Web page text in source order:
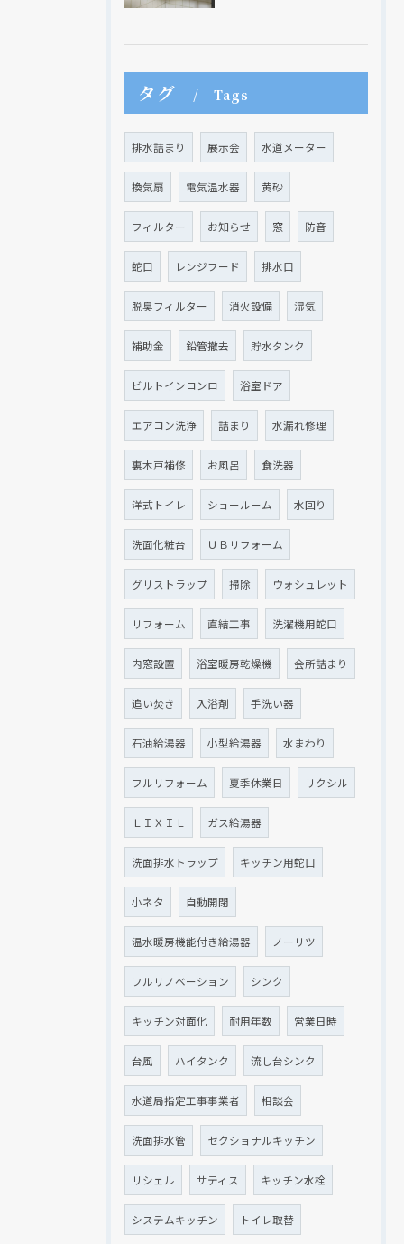
タグ Tags
排水詰まり 展示会 水道メーター
換気扇 電気温水器 黄砂
フィルター お知らせ 窓 防音
蛇口 レンジフード 排水口
脱臭フィルター 消火設備 湿気
補助金 鉛管撤去 貯水タンク
ビルトインコンロ 浴室ドア
エアコン洗浄 詰まり 水漏れ修理
裏木戸補修 お風呂 食洗器
洋式トイレ ショールーム 水回り
洗面化粧台 ＵＢリフォーム
グリストラップ 掃除 ウォシュレット
リフォーム 直結工事 洗濯機用蛇口
内窓設置 浴室暖房乾燥機 会所詰まり
追い焚き 入浴剤 手洗い器
石油給湯器 小型給湯器 水まわり
フルリフォーム 夏季休業日 リクシル
ＬＩＸＩＬ ガス給湯器
洗面排水トラップ キッチン用蛇口
小ネタ 自動開閉
温水暖房機能付き給湯器 ノーリツ
フルリノベーション シンク
キッチン対面化 耐用年数 営業日時
台風 ハイタンク 流し台シンク
水道局指定工事事業者 相談会
洗面排水管 セクショナルキッチン
リシェル サティス キッチン水栓
システムキッチン トイレ取替
クリックでチラシのページにジャンプします
クリックでチラシのページにジャンプします